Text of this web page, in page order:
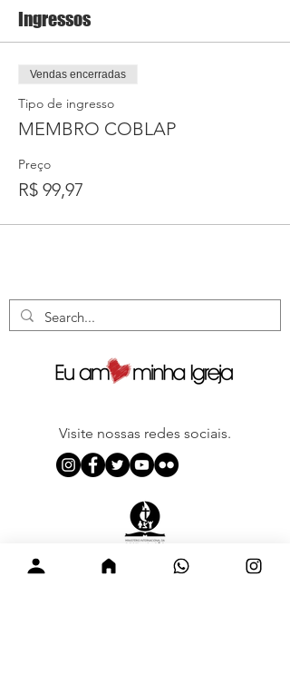
Ingressos
Vendas encerradas
Tipo de ingresso
MEMBRO COBLAP
Preço
R$ 99,97
Visite nossas redes sociais.